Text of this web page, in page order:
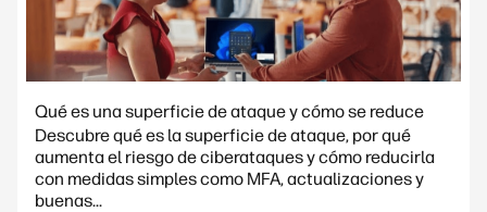
Qué es una superficie de ataque y cómo se reduce
Descubre qué es la superficie de ataque, por qué
aumenta el riesgo de ciberataques y cómo reducirla
con medidas simples como MFA, actualizaciones y
buenas...